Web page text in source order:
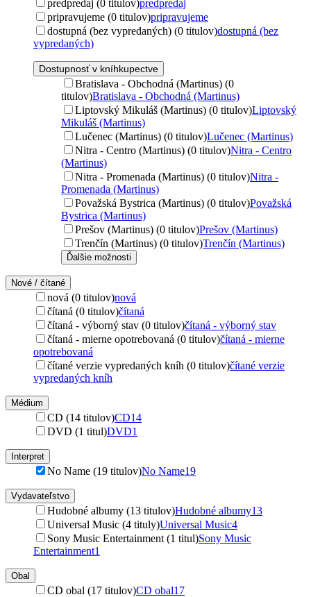
predpredaj (0 titulov)predpredaj
pripravujeme (0 titulov)pripravujeme
dostupná (bez vypredaných) (0 titulov)dostupná (bez
vypredaných)
Dostupnosť v kníhkupectve
Bratislava - Obchodná (Martinus) (0
titulov)Bratislava - Obchodná (Martinus)
Liptovský Mikuláš (Martinus) (0 titulov)Liptovský
Mikuláš (Martinus)
Lučenec (Martinus) (0 titulov)Lučenec (Martinus)
Nitra - Centro (Martinus) (0 titulov)Nitra - Centro
(Martinus)
Nitra - Promenada (Martinus) (0 titulov)Nitra -
Promenada (Martinus)
Považská Bystrica (Martinus) (0 titulov)Považská
Bystrica (Martinus)
Prešov (Martinus) (0 titulov)Prešov (Martinus)
Trenčín (Martinus) (0 titulov)Trenčín (Martinus)
Ďalšie možnosti
Nové / čítané
nová (0 titulov)nová
čítaná (0 titulov)čítaná
čítaná - výborný stav (0 titulov)čítaná - výborný stav
čítaná - mierne opotrebovaná (0 titulov)čítaná - mierne
opotrebovaná
čítané verzie vypredaných kníh (0 titulov)čítané verzie
vypredaných kníh
Médium
CD (14 titulov)CD14
DVD (1 titul)DVD1
Interpret
No Name (19 titulov)No Name19
Vydavateľstvo
Hudobné albumy (13 titulov)Hudobné albumy13
Universal Music (4 tituly)Universal Music4
Sony Music Entertainment (1 titul)Sony Music
Entertainment1
Obal
CD obal (17 titulov)CD obal17